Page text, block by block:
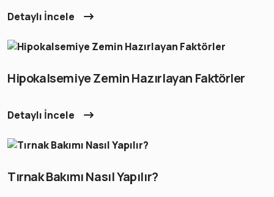
Detaylı İncele
Hipokalsemiye Zemin Hazırlayan Faktörler
Detaylı İncele
Tırnak Bakımı Nasıl Yapılır?